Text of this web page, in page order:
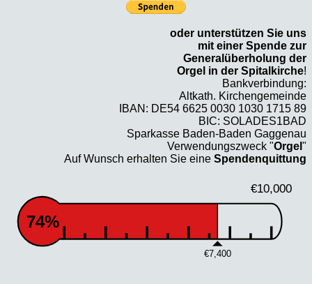
oder unterstützen Sie uns
mit einer Spende zur
Generalüberholung der
Orgel in der Spitalkirche!
Bankverbindung:
Altkath. Kirchengemeinde
IBAN: DE54 6625 0030 1030 1715 89
BIC: SOLADES1BAD
Sparkasse Baden-Baden Gaggenau
Verwendungszweck "Orgel "
Auf Wunsch erhalten Sie eine Spendenquittung
€10,000
€7,400
74%